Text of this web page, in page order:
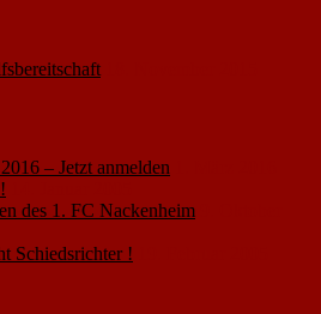
– Jetzt anmelden
des 1. FC Nackenheim
Schiedsrichter !